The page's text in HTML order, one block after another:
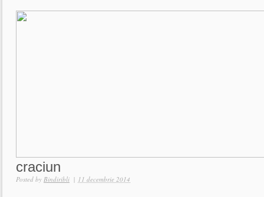
craciun
Posted by Bindiribli | 11 decembrie 2014